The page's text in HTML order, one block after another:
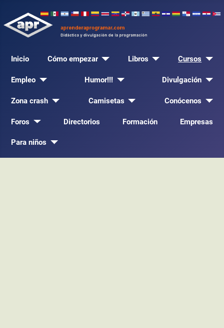
Inicio Cómo empezar Libros Cursos
Empleo Humor!!! Divulgación
Zona crash Camisetas Conócenos
Foros Directorios Formación Empresas
Para niños